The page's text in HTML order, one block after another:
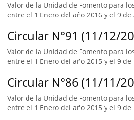
Valor de la Unidad de Fomento para
entre el 1 Enero del año 2016 y el 9 de
Circular N°91 (11/12/
Valor de la Unidad de Fomento para
entre el 1 Enero del año 2015 y el 9 de
Circular N°86 (11/11/
Valor de la Unidad de Fomento para
entre el 1 Enero del año 2015 y el 9 de